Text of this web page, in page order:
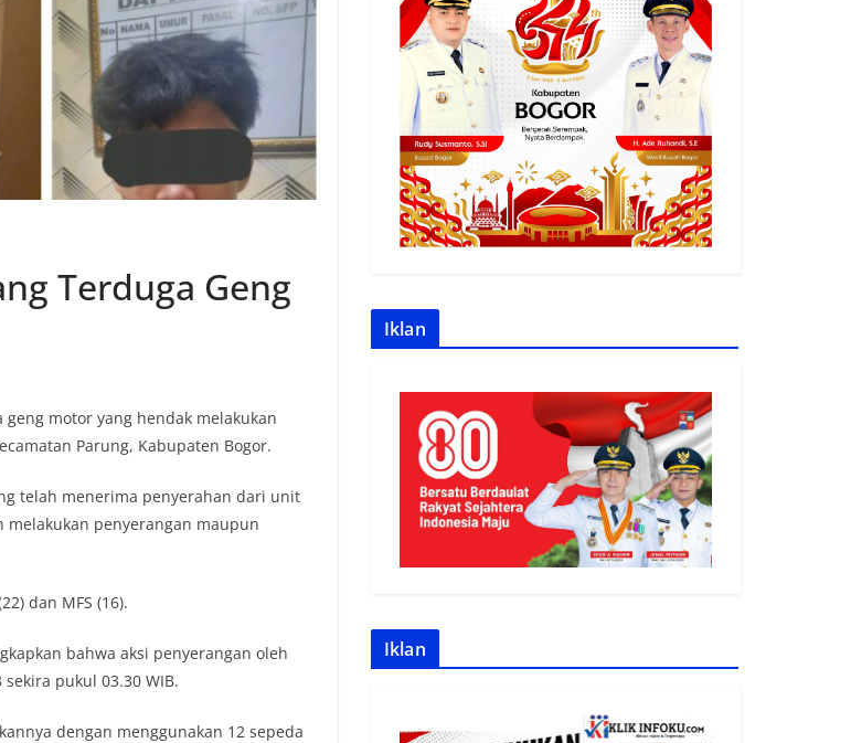
Terduga Geng
motor yang hendak melakukan
Parung, Kabupaten Bogor.
telah menerima penyerahan dari unit
melakukan penyerangan maupun
dan MFS (16).
bahwa aksi penyerangan oleh
pukul 03.30 WIB.
dengan menggunakan 12 sepeda
Iklan
Iklan